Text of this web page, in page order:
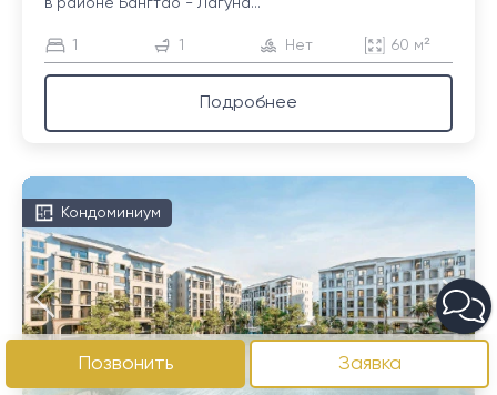
в районе Бангтао - Лагуна...
1 1 Нет 60 м²
Подробнее
Кондоминиум
Позвонить Заявка